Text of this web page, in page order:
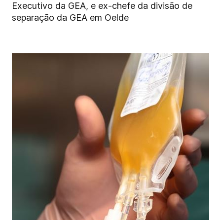
Executivo da GEA, e ex-chefe da divisão de
separação da GEA em Oelde